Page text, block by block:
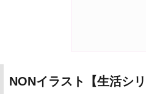
NONイラスト【生活シリ